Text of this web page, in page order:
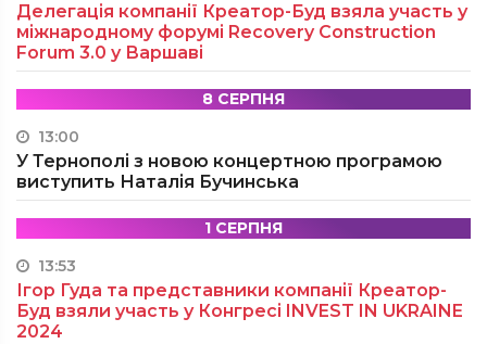
Делегація компанії Креатор-Буд взяла участь у
міжнародному форумі Recovery Construction
Forum 3.0 у Варшаві
8 СЕРПНЯ
13:00
У Тернополі з новою концертною програмою
виступить Наталія Бучинська
1 СЕРПНЯ
13:53
Ігор Гуда та представники компанії Креатор-
Буд взяли участь у Конгресі INVEST IN UKRAINE
2024